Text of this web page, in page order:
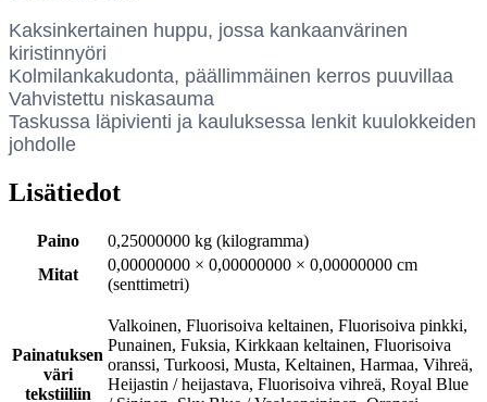
Kaksinkertainen huppu, jossa kankaanvärinen
kiristinnyöri
Kolmilankakudonta, päällimmäinen kerros puuvillaa
Vahvistettu niskasauma
Taskussa läpivienti ja kauluksessa lenkit kuulokkeiden
johdolle
Lisätiedot
Paino
0,25000000 kg (kilogramma)
Mitat
0,00000000 × 0,00000000 × 0,00000000 cm
(senttimetri)
Painatuksen
väri
tekstiiliin
Valkoinen, Fluorisoiva keltainen, Fluorisoiva pinkki,
Punainen, Fuksia, Kirkkaan keltainen, Fluorisoiva
oranssi, Turkoosi, Musta, Keltainen, Harmaa, Vihreä,
Heijastin / heijastava, Fluorisoiva vihreä, Royal Blue